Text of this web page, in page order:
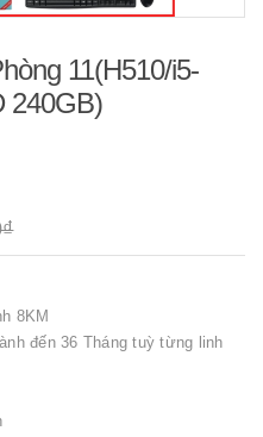
11(H510/i5-
240GB)
8KM
đến 36 Tháng tuỳ từng linh